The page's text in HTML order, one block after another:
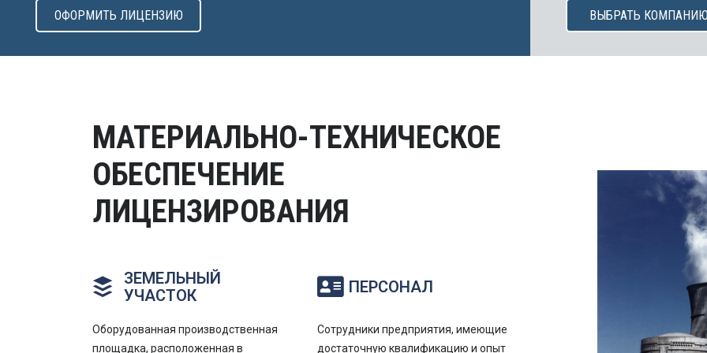
ОФОРМИТЬ ЛИЦЕНЗИЮ ВЫБРАТЬ
МАТЕРИАЛЬНО-ТЕХНИЧЕСКОЕ
ОБЕСПЕЧЕНИЕ
ЛИЦЕНЗИРОВАНИЯ
ЗЕМЕЛЬНЫЙ
УЧАСТОК
Оборудованная производственная
площадка, расположенная в
ПЕРСОНАЛ
Сотрудники предприятия, имеющие
достаточную квалификацию и опыт